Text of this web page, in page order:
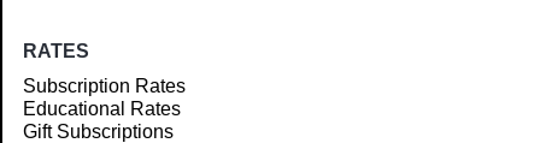
RATES
Subscription Rates
Educational Rates
Gift Subscriptions